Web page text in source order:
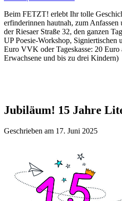
Beim FETZT! erlebt Ihr tolle
erfinderinnen hautnah, zum
der Riesaer Straße 32, den ganzen
UP Poesie-Workshop,
Euro VVK oder Tageskasse: 20
Erwachsene und bis zu drei Kindern)
Jubiläum! 15 Jahre
Geschrieben am 17. Juni 2025